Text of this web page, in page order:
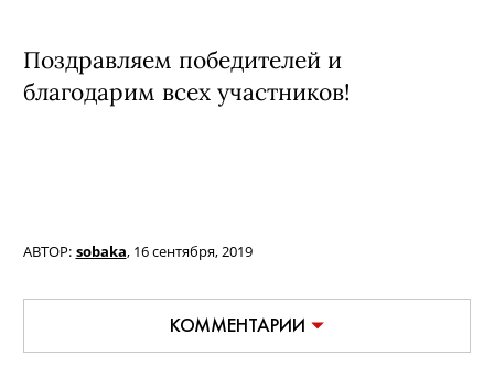
Поздравляем победителей и
благодарим всех участников!
АВТОР: sobaka, 16 сентября, 2019
КОММЕНТАРИИ